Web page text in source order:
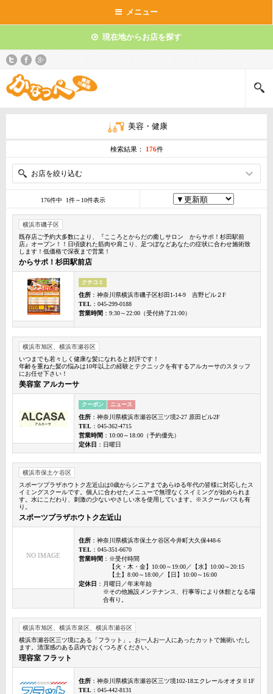
メニュー
現在地からお店を探す
美容・健康
検索結果： 176件
お店を絞り込む
176件中 1件～10件表示
横浜市磯子区
既存店ご予約大多数により、『こころとからだの癒しサロン からサポ！杉田駅前
店』オープン！！日頃疲れた筋肉や肩こり、足つぼなどあなたの症状に合わせ施術致
します！低価格で深夜まで営業！
からサポ！杉田駅前店
クチコミ
住所 ：神奈川県横浜市磯子区杉田1-14-9 吉野ビル２F
TEL ：045-299-0188
営業時間 ：9:30～22:00（受付終了21:00）
横浜市旭区、横浜市瀬谷区
いつまでも若々しく健康な髪になれると好評です！
年齢を重ねた髪の悩みは10年以上の経験とテクニックを有するアルカーサのスタッフ
にお任せ下さい！
美容室 アルカーサ
クーポン ニュース
住所 ：神奈川県横浜市瀬谷区三ツ境2-27 原田ビル2F
TEL ：045-362-4715
営業時間 ：10:00～18:00（予約優先）
定休日 ：日曜日
横浜市保土ケ谷区
スポーツプラザホウトク左近山は0歳からシニアまであらゆる年代の皆様に対応したス
イミングスクールです。個人に合わせたメニューで無理なくスイミングが始められま
す。水にこだわり、刺激の少ないやさしい水を使用しています。※スクールバスも有
り。
スポーツプラザホウトク左近山
NO IMAGE
住所 ：神奈川県横浜市保土ケ谷区今井町大久保448-6
TEL ：045-351-6670
営業時間 ：※受付時間
【火・木・金】10:00～19:00／【水】10:00～20:15
【土】8:00～18:00／【日】10:00～16:00
定休日 ：月曜日／年末年始
※その他施設メンテナンス、行事等により休館となる場
合有り。
横浜市旭区、横浜市泉区、横浜市瀬谷区
横浜市瀬谷区三ツ境にある「フラット」。お一人お一人にあったカットで施術いたし
ます。清潔感のある店内でおくつろぎください。
理容室 フラット
住所 ：神奈川県横浜市瀬谷区三ツ境102-18エクレールオオタⅡ1F
TEL ：045-442-8131